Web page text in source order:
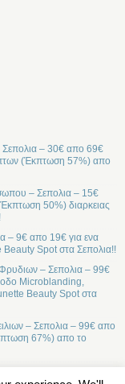
– 30€ απο 69€
(Έκπτωση 57%) απο
– Σεπολια – 15€
50%) διαρκειας
– 9€ απο 19€ για ενα
Spot στα Σεπολια!!
– Σεπολια – 99€
Microblanding,
Beauty Spot στα
– Σεπολια – 99€ απο
67%) απο το